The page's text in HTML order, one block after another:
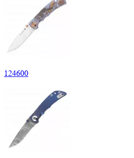
124600